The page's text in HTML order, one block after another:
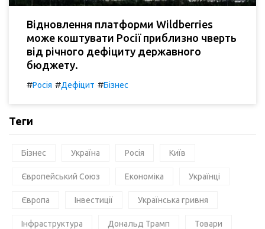
Відновлення платформи Wildberries
може коштувати Росії приблизно чверть
від річного дефіциту державного
бюджету.
#Росія #Дефіцит #Бізнес
Теги
Бізнес Україна Росія Київ
Європейський Союз Економіка Українці
Європа Інвестиції Українська гривня
Інфраструктура Дональд Трамп Товари